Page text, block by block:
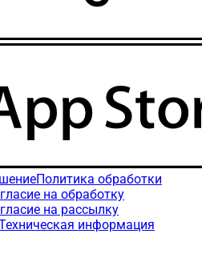
Политика обработки
на обработку
на рассылку
информация